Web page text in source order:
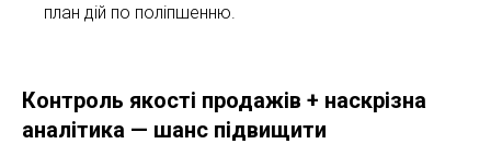
план дій по поліпшенню.
Контроль якості продажів + наскрізна
аналітика — шанс підвищити